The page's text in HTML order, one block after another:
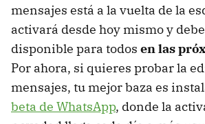
mensajes está a la vuelta de la
activará desde hoy mismo y
disponible para todos en las
Por ahora, si quieres probar la
mensajes, tu mejor baza es
beta de WhatsApp, donde la